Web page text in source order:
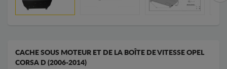
CACHE SOUS MOTEUR ET DE LA BOÎTE DE VITESSE OPEL
CORSA D (2006-2014)